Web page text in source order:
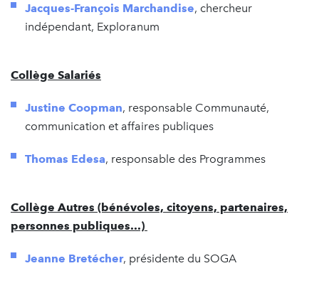
Jacques-François Marchandise, chercheur
indépendant, Exploranum
Collège Salariés
Justine Coopman, responsable Communauté,
communication et affaires publiques
Thomas Edesa, responsable des Programmes
Collège Autres (bénévoles, citoyens, partenaires,
personnes publiques...)
Jeanne Bretécher, présidente du SOGA